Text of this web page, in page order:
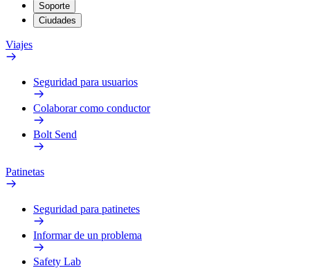
Soporte
Ciudades
Viajes
Seguridad para usuarios
Colaborar como conductor
Bolt Send
Patinetas
Seguridad para patinetes
Informar de un problema
Safety Lab